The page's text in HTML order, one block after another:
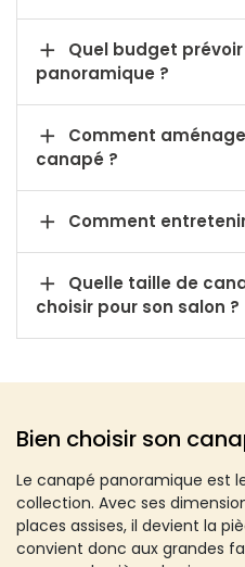

Quel budget
panoramique ?

Comment
canapé ?
 Comment

Quelle taille de
choisir pour son salon ?
Bien choisir son
Le canapé panoramique est
collection. Avec ses
places assises, il devient la
convient donc aux grandes